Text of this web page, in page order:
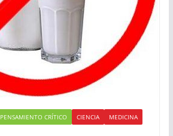
PENSAMIENTO CRÍTICO CIENCIA MEDICINA